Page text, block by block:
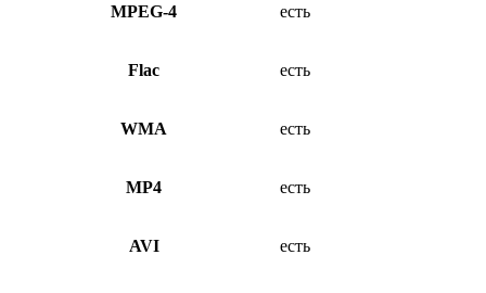
MPEG-4 есть
Flac есть
WMA есть
MP4 есть
AVI есть